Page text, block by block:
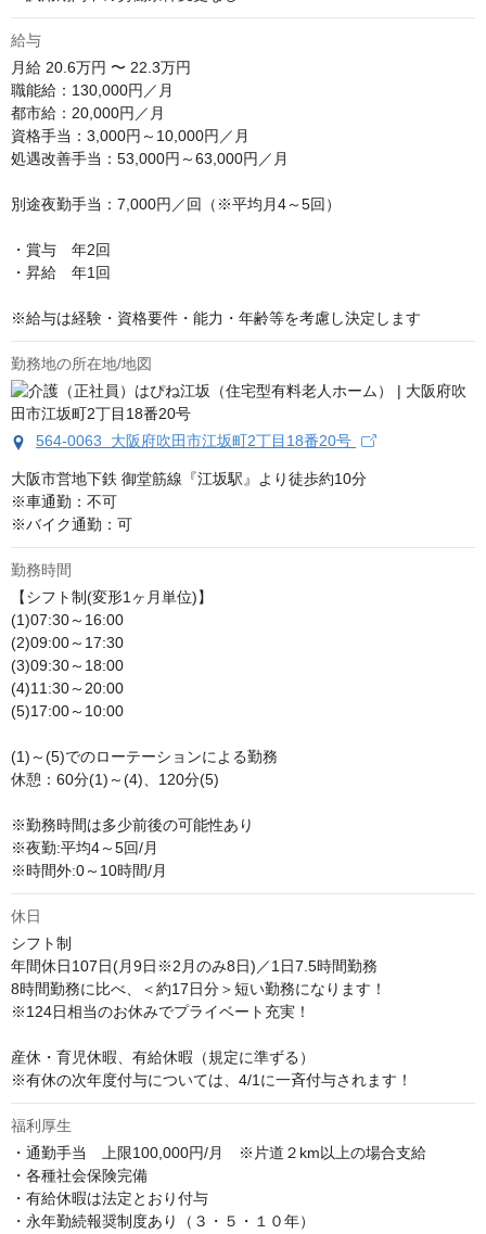
給与
月給 20.6万円 〜 22.3万円
職能給：130,000円／月
都市給：20,000円／月
資格手当：3,000円～10,000円／月
処遇改善手当：53,000円～63,000円／月
別途夜勤手当：7,000円／回（※平均月4～5回）
・賞与　年2回
・昇給　年1回
※給与は経験・資格要件・能力・年齢等を考慮し決定します
勤務地の所在地/地図
564-0063 大阪府吹田市江坂町2丁目18番20号
大阪市営地下鉄 御堂筋線『江坂駅』より徒歩約10分
※車通勤：不可
※バイク通勤：可
勤務時間
【シフト制(変形1ヶ月単位)】
(1)07:30～16:00
(2)09:00～17:30
(3)09:30～18:00
(4)11:30～20:00
(5)17:00～10:00
(1)～(5)でのローテーションによる勤務
休憩：60分(1)～(4)、120分(5)
※勤務時間は多少前後の可能性あり
※夜勤:平均4～5回/月
※時間外:0～10時間/月
休日
シフト制
年間休日107日(月9日※2月のみ8日)／1日7.5時間勤務
8時間勤務に比べ、＜約17日分＞短い勤務になります！
※124日相当のお休みでプライベート充実！
産休・育児休暇、有給休暇（規定に準ずる）
※有休の次年度付与については、4/1に一斉付与されます！
福利厚生
・通勤手当　上限100,000円/月　※片道２km以上の場合支給
・各種社会保険完備
・有給休暇は法定とおり付与
・永年勤続報奨制度あり（３・５・１０年）